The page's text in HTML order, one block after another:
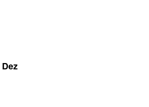
Dez